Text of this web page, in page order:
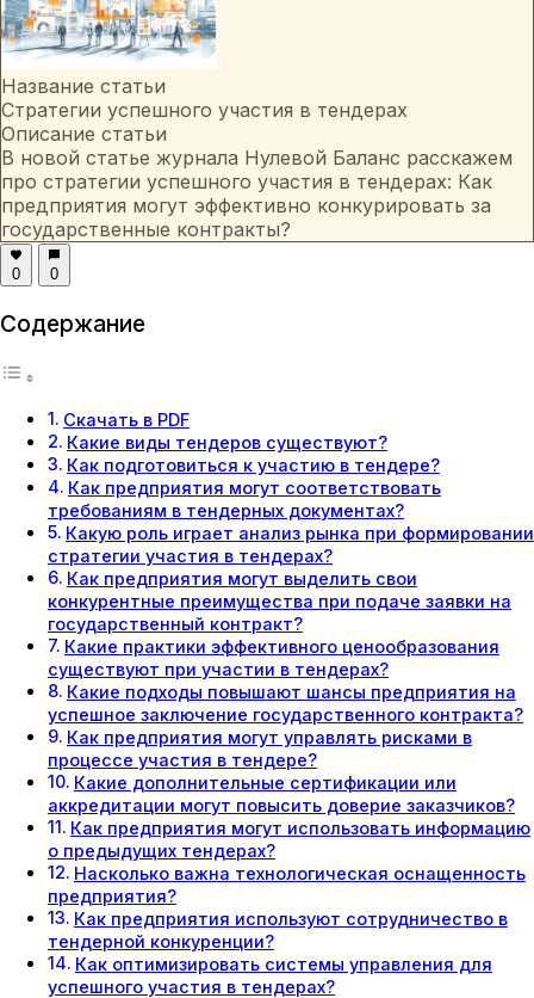
Название статьи
Стратегии успешного участия в тендерах
Описание статьи
В новой статье журнала Нулевой Баланс расскажем
про стратегии успешного участия в тендерах: Как
предприятия могут эффективно конкурировать за
государственные контракты?
0 0
Содержание
Скачать в PDF
Какие виды тендеров существуют?
Как подготовиться к участию в тендере?
Как предприятия могут соответствовать
требованиям в тендерных документах?
Какую роль играет анализ рынка при формировании
стратегии участия в тендерах?
Как предприятия могут выделить свои
конкурентные преимущества при подаче заявки на
государственный контракт?
Какие практики эффективного ценообразования
существуют при участии в тендерах?
Какие подходы повышают шансы предприятия на
успешное заключение государственного контракта?
Как предприятия могут управлять рисками в
процессе участия в тендере?
Какие дополнительные сертификации или
аккредитации могут повысить доверие заказчиков?
Как предприятия могут использовать информацию
о предыдущих тендерах?
Насколько важна технологическая оснащенность
предприятия?
Как предприятия используют сотрудничество в
тендерной конкуренции?
Как оптимизировать системы управления для
успешного участия в тендерах?